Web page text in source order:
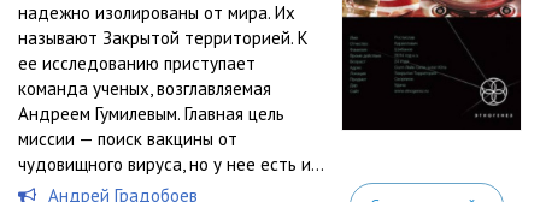
надежно изолированы от мира. Их
называют Закрытой территорией. К
ее исследованию приступает
команда ученых, возглавляемая
Андреем Гумилевым. Главная цель
миссии — поиск вакцины от
чудовищного вируса, но у нее есть и...
Андрей Градобоев